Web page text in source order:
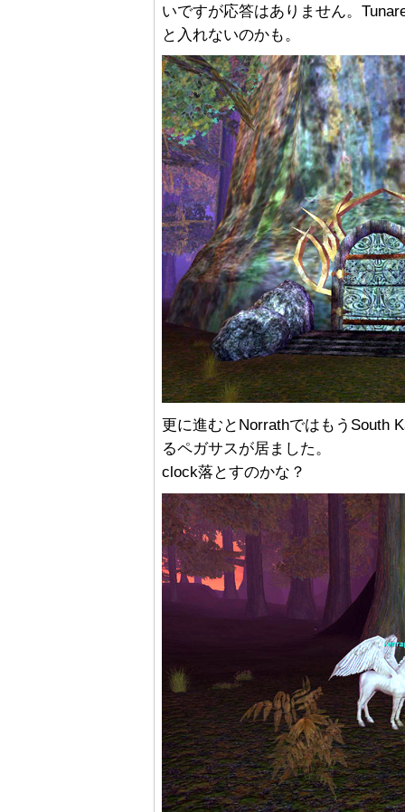
いですが応答はありません。
と入れないのかも。
更に進むとNorrathではもうSouth
るペガサスが居ました。
clock落とすのかな？